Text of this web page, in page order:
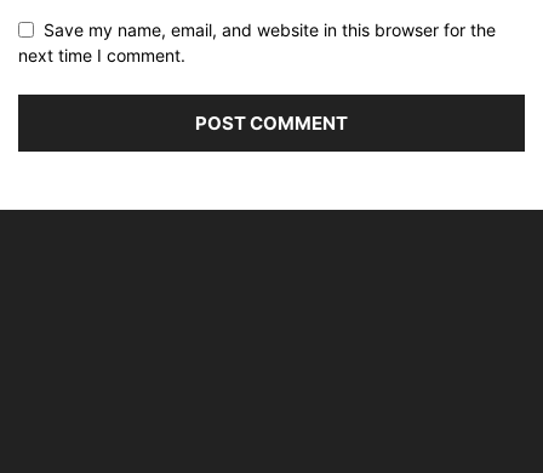
Save my name, email, and website in this browser for the
next time I comment.